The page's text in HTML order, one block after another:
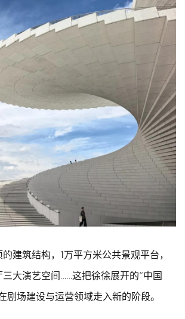
建筑结构，1万平方米公共景观平台，
大演艺空间……这把徐徐展开的“中国
剧场建设与运营领域走入新的阶段。